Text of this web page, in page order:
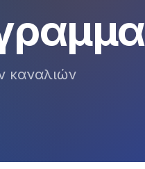
καναλιών